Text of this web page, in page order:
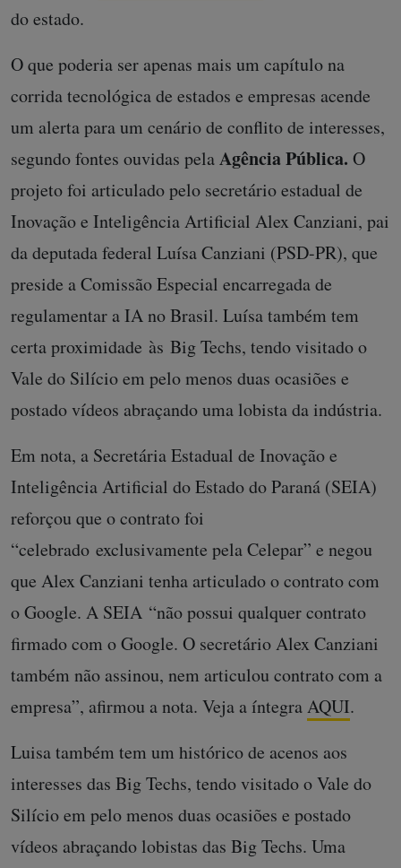
do estado.
O que poderia ser apenas mais um capítulo na
corrida tecnológica de estados e empresas acende
um alerta para um cenário de conflito de interesses,
segundo fontes ouvidas pelaAgência Pública. O
projeto foi articulado pelo secretário estadual de
Inovação e Inteligência Artificial Alex Canziani, pai
da deputada federal Luísa Canziani (PSD-PR), que
preside a Comissão Especial encarregada de
regulamentar a IA no Brasil. Luísa também tem
certa proximidade às Big Techs, tendo visitado o
Vale do Silício em pelo menos duas ocasiões e
postado vídeos abraçando uma lobista da indústria.
Em nota, a Secretária Estadual de Inovação e
Inteligência Artificial do Estado do Paraná (SEIA)
reforçou que o contrato foi
“celebrado exclusivamente pela Celepar” e negou
que Alex Canziani tenha articulado o contrato com
o Google. A SEIA “não possui qualquer contrato
firmado com o Google. O secretário Alex Canziani
também não assinou, nem articulou contrato com a
empresa”, afirmou a nota. Veja a íntegraAQUI.
Luisa também tem um histórico de acenos aos
interesses das Big Techs, tendo visitado o Vale do
Silício em pelo menos duas ocasiões e postado
vídeos abraçando lobistas das Big Techs. Uma